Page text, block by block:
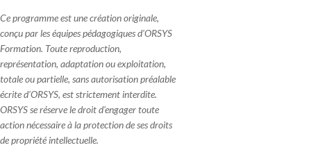
Ce programme est une création originale,
conçu par les équipes pédagogiques d'ORSYS
Formation. Toute reproduction,
représentation, adaptation ou exploitation,
totale ou partielle, sans autorisation préalable
écrite d'ORSYS, est strictement interdite.
ORSYS se réserve le droit d'engager toute
action nécessaire à la protection de ses droits
de propriété intellectuelle.